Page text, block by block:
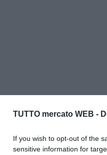
TUTTO mercato WEB -
If you wish to opt-out of the
sensitive information for